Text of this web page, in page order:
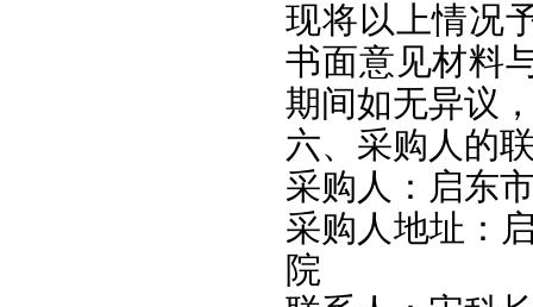
现将以上情况
书面意见材料
期间如无异议
六、采购人的
采购人：启东
采购人地址：
院